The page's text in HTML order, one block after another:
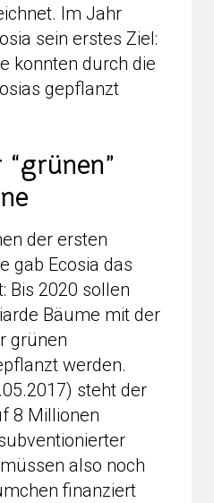
Im Jahr
sein erstes Ziel:
konnten durch die
gepflanzt
der ersten
gab Ecosia das
Bis 2020 sollen
Bäume mit der
grünen
werden.
steht der
8 Millionen
also noch
finanziert